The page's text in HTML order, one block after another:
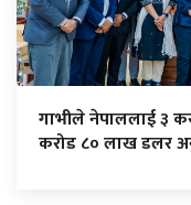
गाभीले नेपाललाई ३
करोड ८० लाख डलर